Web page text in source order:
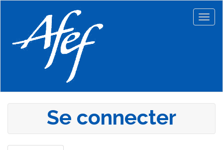
principal
Se connecter